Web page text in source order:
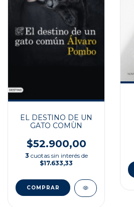
EL DESTINO DE UN
GATO COMÙN
$52.900,00
3 cuotas sin interés de
$17.633,33